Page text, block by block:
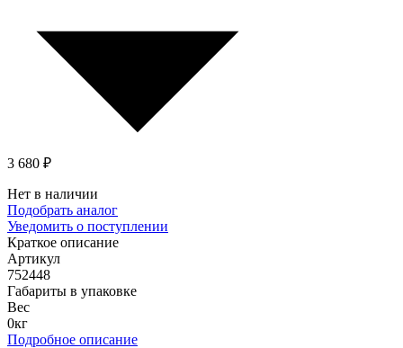
3 680 ₽
Нет в наличии
Подобрать аналог
Уведомить о поступлении
Краткое описание
Артикул
752448
Габариты в упаковке
Вес
0кг
Подробное описание